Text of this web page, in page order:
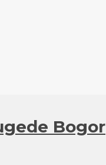
Bogor